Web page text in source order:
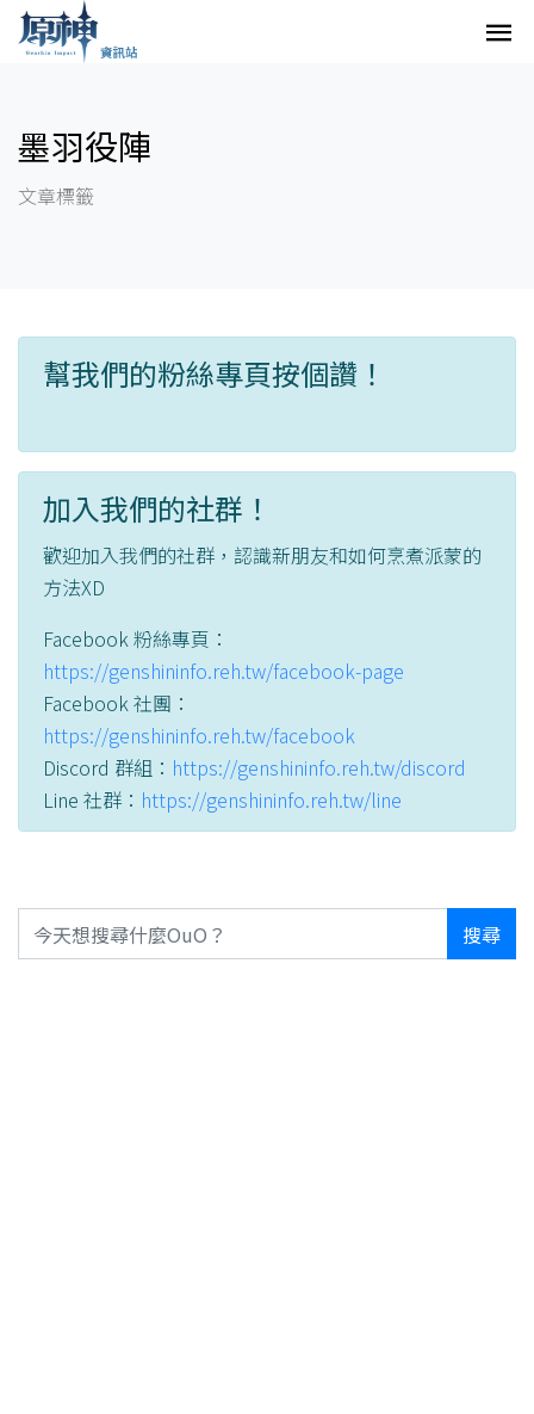
墨羽役陣
文章標籤
幫我們的粉絲專頁按個讚！
加入我們的社群！
歡迎加入我們的社群，認識新朋友和如何烹煮派蒙的
方法XD
Facebook 粉絲專頁：
https://genshininfo.reh.tw/facebook-page
Facebook 社團：
https://genshininfo.reh.tw/facebook
Discord 群組： https://genshininfo.reh.tw/discord
Line 社群： https://genshininfo.reh.tw/line
搜尋